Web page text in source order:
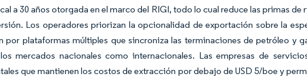
a 30 años otorgada en el marco del RIGI, todo lo cual reduce las primas
Los operadores priorizan la opcionalidad de exportación sobre la
por plataformas múltiples que sincroniza las terminaciones de petróleo y
mercados nacionales como internacionales. Las empresas de
que mantienen los costos de extracción por debajo de USD 5/boe y